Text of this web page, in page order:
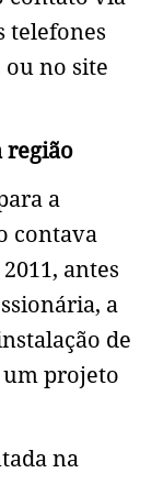
telefones
ou no site
região
a
contava
antes
a
de
um projeto
na